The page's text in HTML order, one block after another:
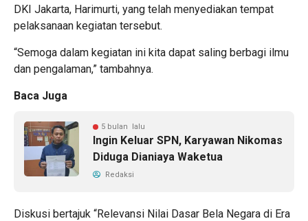
DKI Jakarta, Harimurti, yang telah menyediakan tempat
pelaksanaan kegiatan tersebut.
“Semoga dalam kegiatan ini kita dapat saling berbagi ilmu
dan pengalaman,” tambahnya.
Baca Juga
5 bulan lalu
Ingin Keluar SPN, Karyawan Nikomas
Diduga Dianiaya Waketua
Redaksi
Diskusi bertajuk “Relevansi Nilai Dasar Bela Negara di Era